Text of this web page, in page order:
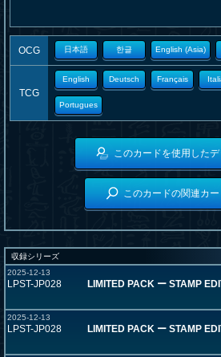
OCG 日本語 한글 English (Asia)
TCG
English Deutsch Français
Portugues
このカードを使用した
このカードの関連カ
収録シリーズ
2025-12-13
LPST-JP028 LIMITED PACK ー STAMP
2025-12-13
LPST-JP028 LIMITED PACK ー STAMP